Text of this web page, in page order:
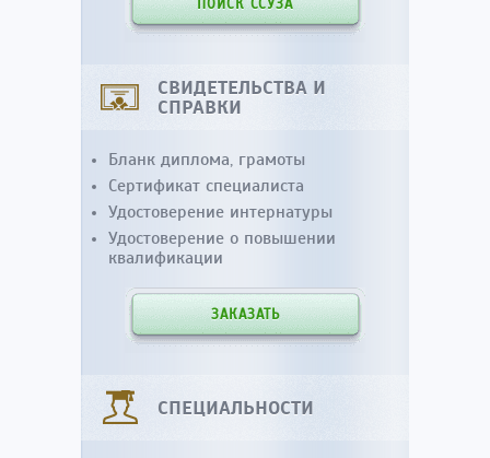
ПОИСК ССУЗА
СВИДЕТЕЛЬСТВА И
СПРАВКИ
Бланк диплома, грамоты
Сертификат специалиста
Удостоверение интернатуры
Удостоверение о повышении
квалификации
ЗАКАЗАТЬ
СПЕЦИАЛЬНОСТИ